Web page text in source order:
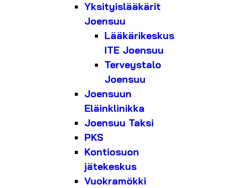
Yksityislääkärit
Joensuu
Lääkärikeskus
ITE Joensuu
Terveystalo
Joensuu
Joensuun
Eläinklinikka
Joensuu Taksi
PKS
Kontiosuon
jätekeskus
Vuokramökki